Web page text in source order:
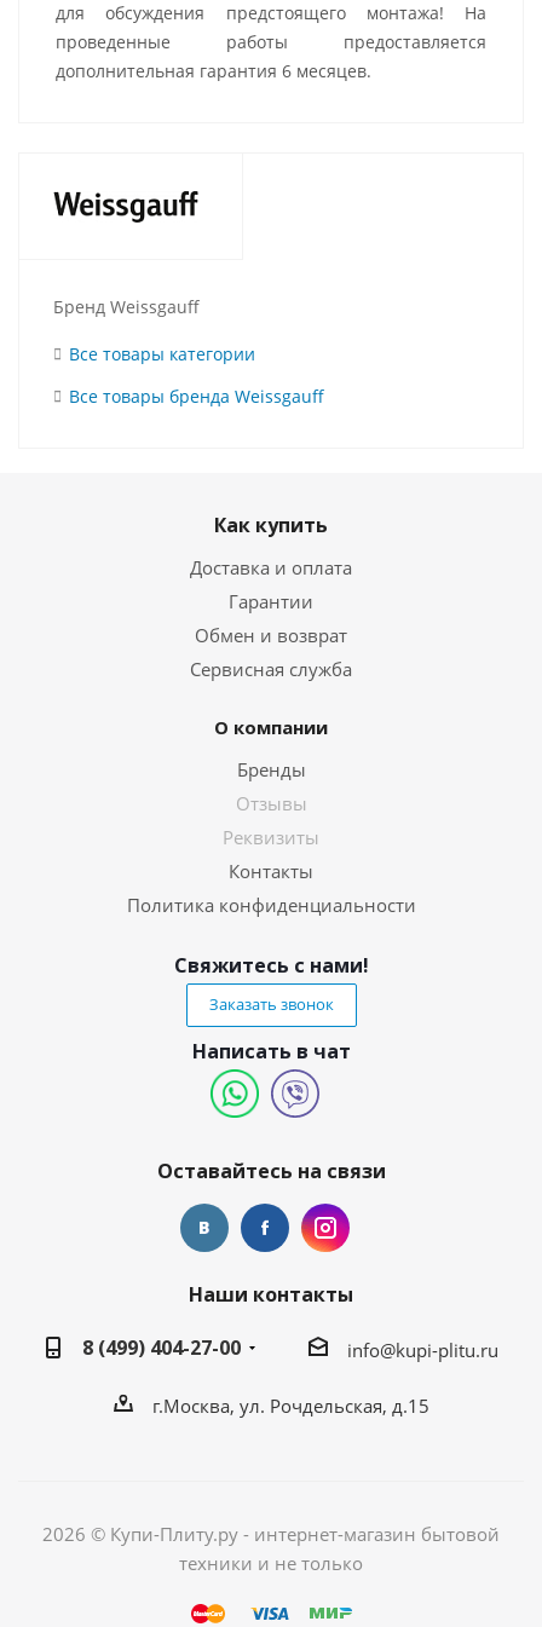
для обсуждения предстоящего монтажа! На
проведенные работы предоставляется
дополнительная гарантия 6 месяцев.
Бренд Weissgauff
Все товары категории
Все товары бренда Weissgauff
Как купить
Доставка и оплата
Гарантии
Обмен и возврат
Сервисная служба
О компании
Бренды
Отзывы
Реквизиты
Контакты
Политика конфиденциальности
Свяжитесь с нами!
Заказать звонок
Написать в чат
Оставайтесь на связи
Наши контакты
8 (499) 404-27-00
info@kupi-plitu.ru
г.Москва, ул. Рочдельская, д.15
2026 © Купи-Плиту.ру - интернет-магазин бытовой
техники и не только